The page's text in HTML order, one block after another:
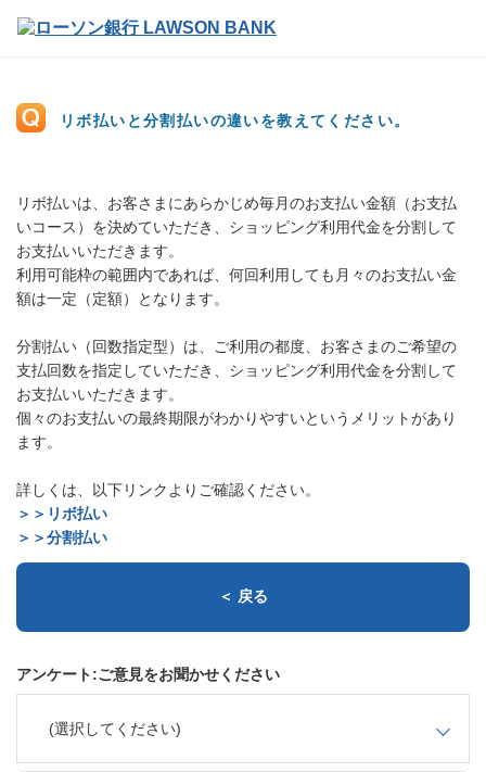
リボ払いと分割払いの違いを教えてください。
リボ払いは、お客さまにあらかじめ毎月のお支払い金額（お支払
いコース）を決めていただき、ショッピング利用代金を分割して
お支払いいただきます。
利用可能枠の範囲内であれば、何回利用しても月々のお支払い金
額は一定（定額）となります。
分割払い（回数指定型）は、ご利用の都度、お客さまのご希望の
支払回数を指定していただき、ショッピング利用代金を分割して
お支払いいただきます。
個々のお支払いの最終期限がわかりやすいというメリットがあり
ます。
詳しくは、以下リンクよりご確認ください。
＞＞リボ払い
＞＞分割払い
＜ 戻る
アンケート:ご意見をお聞かせください
(選択してください)